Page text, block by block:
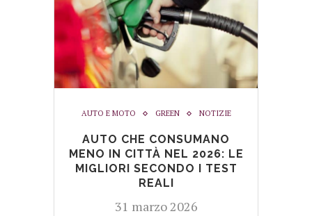
AUTO E MOTO GREEN NOTIZIE
AUTO CHE CONSUMANO
MENO IN CITTÀ NEL 2026: LE
MIGLIORI SECONDO I TEST
REALI
31 marzo 2026